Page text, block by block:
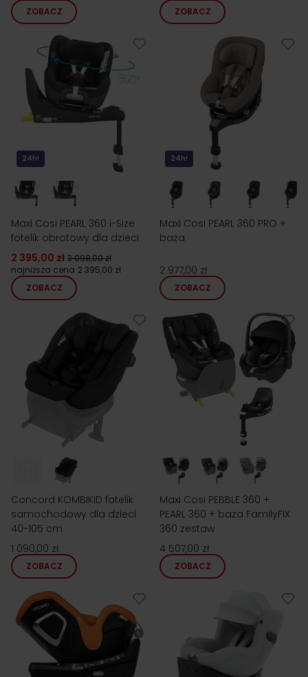
ZOBACZ
ZOBACZ
24h!
Maxi Cosi PEARL 360 i-Size
fotelik obrotowy dla dzieci
2 395,00 zł 3 098,00 zł
najniższa cena 2 395,00 zł
ZOBACZ
24h!
Maxi Cosi PEARL 360 PRO +
baza
2 977,00 zł
ZOBACZ
Concord KOMBIKID fotelik
samochodowy dla dzieci
40-105 cm
1 090,00 zł
ZOBACZ
Maxi Cosi PEBBLE 360 +
PEARL 360 + baza FamilyFIX
360 zestaw
4 507,00 zł
ZOBACZ